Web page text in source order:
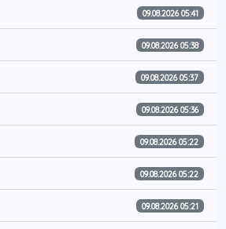
09.08.2026 05:41
09.08.2026 05:38
09.08.2026 05:37
09.08.2026 05:36
09.08.2026 05:22
09.08.2026 05:22
09.08.2026 05:21